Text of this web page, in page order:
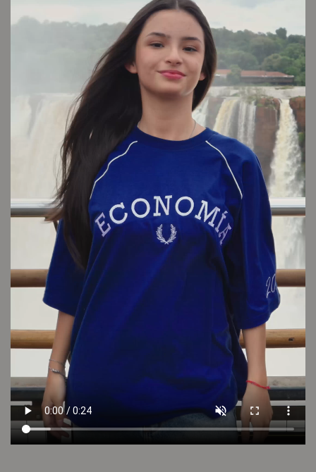
Conocé tu talle
Cuidado de la prenda
Consultar
Otros looks que podrían interesarte